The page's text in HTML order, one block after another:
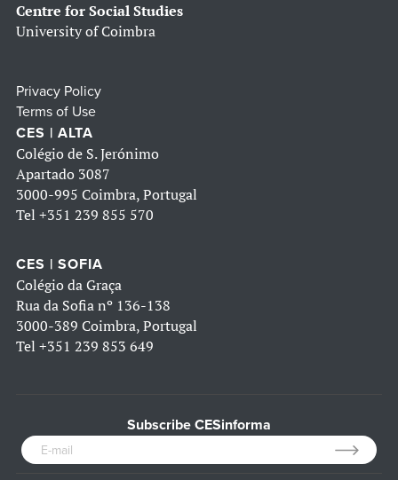
Centre for Social Studies
University of Coimbra
Privacy Policy
Terms of Use
CES | ALTA
Colégio de S. Jerónimo
Apartado 3087
3000-995 Coimbra, Portugal
Tel +351 239 855 570
CES | SOFIA
Colégio da Graça
Rua da Sofia nº 136-138
3000-389 Coimbra, Portugal
Tel +351 239 853 649
Subscribe CESinforma